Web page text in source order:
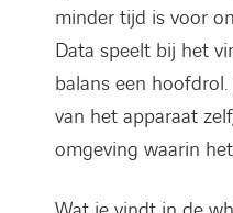
minder tijd is voor
Data speelt bij het
balans een
van het apparaat
omgeving waarin